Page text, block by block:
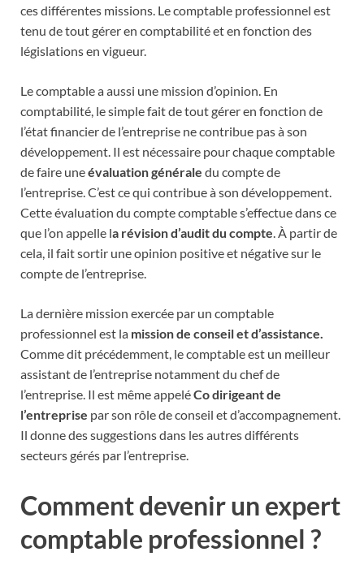
ces différentes missions. Le comptable professionnel est
tenu de tout gérer en comptabilité et en fonction des
législations en vigueur.
Le comptable a aussi une mission d’opinion. En
comptabilité, le simple fait de tout gérer en fonction de
l’état financier de l’entreprise ne contribue pas à son
développement. Il est nécessaire pour chaque comptable
de faire uneévaluation générale du compte de
l’entreprise. C’est ce qui contribue à son développement.
Cette évaluation du compte comptable s’effectue dans ce
que l’on appelle la révision d’audit du compte. À partir de
cela, il fait sortir une opinion positive et négative sur le
compte de l’entreprise.
La dernière mission exercée par un comptable
professionnel est la mission de conseil et d’assistance.
Comme dit précédemment, le comptable est un meilleur
assistant de l’entreprise notamment du chef de
l’entreprise. Il est même appeléCo dirigeant de
l’entreprise par son rôle de conseil et d’accompagnement.
Il donne des suggestions dans les autres différents
secteurs gérés par l’entreprise.
Comment devenir un expert
comptable professionnel ?